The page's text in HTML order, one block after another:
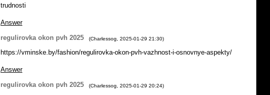
trudnosti
Answer
regulirovka okon pvh 2025
(Charlessog 2025-01-29 21:30)
https://vminske.by/fashion/regulirovka-okon-pvh-vazhnost-i-osnovnye-aspekty/
Answer
regulirovka okon pvh 2025
(Charlessog 2025-01-29 20:24)